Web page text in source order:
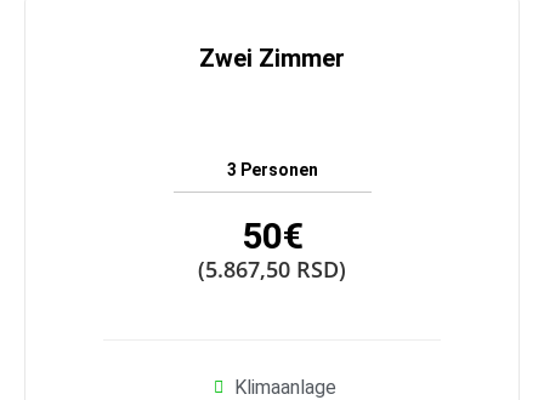
Zwei Zimmer
3 Personen
50€
(5.867,50 RSD)
Klimaanlage